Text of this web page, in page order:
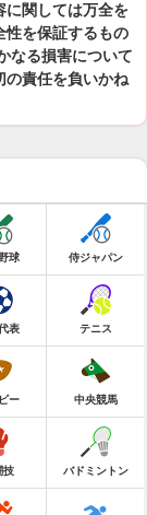
に関しては万全を
性を保証するもの
なる損害について
の責任を負いかね
球 侍ジャパン
表 テニス
ー 中央競馬
技 バドミントン